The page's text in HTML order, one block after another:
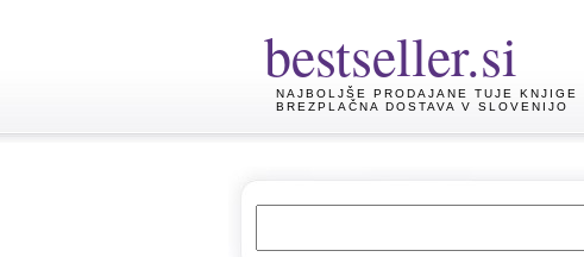
bestseller.si
NAJBOLJŠE PRODAJANE TUJE KNJIGE
BREZPLAČNA DOSTAVA V SLOVENIJO